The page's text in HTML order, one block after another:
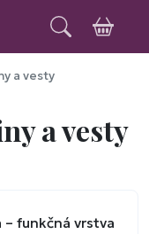
a vesty
a vesty
funkčná vrstva